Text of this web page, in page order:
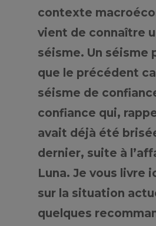
contexte
vient de connaître
séisme. Un séisme
que le précédent
séisme de
confiance qui,
avait déjà été
dernier, suite à
Luna. Je vous livre
sur la situation
quelques